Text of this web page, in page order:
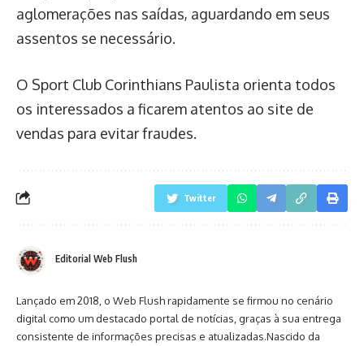
aglomerações nas saídas, aguardando em seus
assentos se necessário.
O Sport Club Corinthians Paulista orienta todos
os interessados a ficarem atentos ao site de
vendas para evitar fraudes.
Twitter
Editorial Web Flush
Lançado em 2018, o Web Flush rapidamente se firmou no cenário
digital como um destacado portal de notícias, graças à sua entrega
consistente de informações precisas e atualizadas.Nascido da